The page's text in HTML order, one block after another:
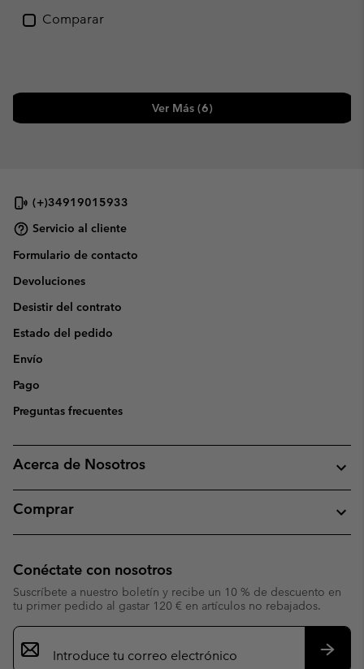
Comparar
Ver Más (6)
(+)34919015933
Servicio al cliente
Formulario de contacto
Devoluciones
Desistir del contrato
Estado del pedido
Envío
Pago
Preguntas frecuentes
Acerca de Nosotros
Comprar
Conéctate con nosotros
Suscríbete a nuestro boletín y recibe un 10 % de descuento en
tu primer pedido al gastar 120 € en artículos no rebajados.
Suscripción
de